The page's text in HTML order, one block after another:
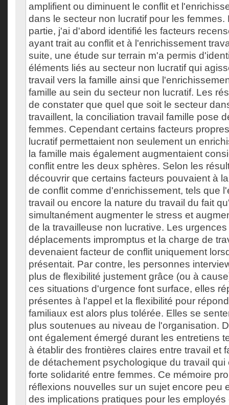
amplifient ou diminuent le conflit et
dans le secteur non lucratif pour les femmes.
partie, j'ai d'abord identifié les facteurs
ayant trait au conflit et à l'enrichissement
suite, une étude sur terrain m'a permis
éléments liés au secteur non lucratif qui
travail vers la famille ainsi que
famille au sein du secteur non lucratif. Les
de constater que quel que soit le secteur
travaillent, la conciliation travail famille pose
femmes. Cependant certains facteurs
lucratif permettaient non seulement un
la famille mais également augmentaient
conflit entre les deux sphères. Selon les
découvrir que certains facteurs pouvaient à
de conflit comme d'enrichissement, tels que
travail ou encore la nature du travail du fait
simultanément augmenter le stress et
de la travailleuse non lucrative. Les
déplacements impromptus et la charge de
devenaient facteur de conflit uniquement
présentait. Par contre, les personnes
plus de flexibilité justement grâce (ou à
ces situations d'urgence font surface, elles
présentes à l'appel et la flexibilité pour
familiaux est alors plus tolérée. Elles se
plus soutenues au niveau de l'organisation.
ont également émergé durant les entretiens
à établir des frontières claires entre travail et
de détachement psychologique du travail qui
forte solidarité entre femmes. Ce mémoire
réflexions nouvelles sur un sujet encore peu
des implications pratiques pour les